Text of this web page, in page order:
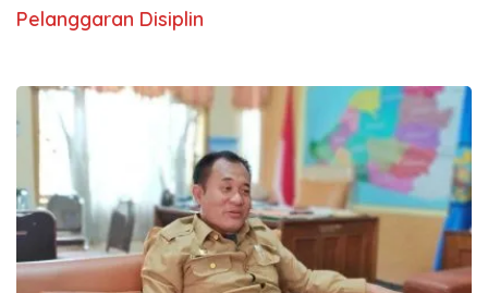
Pelanggaran Disiplin